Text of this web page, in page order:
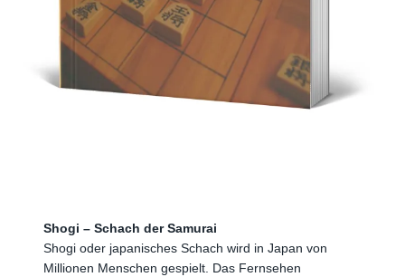
Shogi – Schach der Samurai
Shogi oder japanisches Schach wird in Japan von
Millionen Menschen gespielt. Das Fernsehen